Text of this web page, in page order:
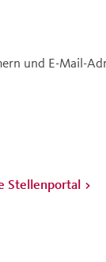
und E-Mail-
Stellenportal